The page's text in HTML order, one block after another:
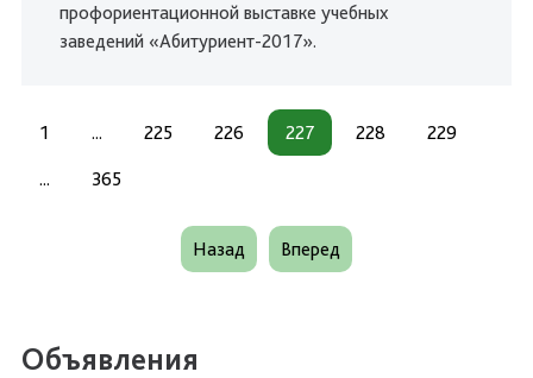
профориентационной выставке учебных
заведений «Абитуриент-2017».
1 ... 225 226 227 228 229
... 365
Назад Вперед
Объявления